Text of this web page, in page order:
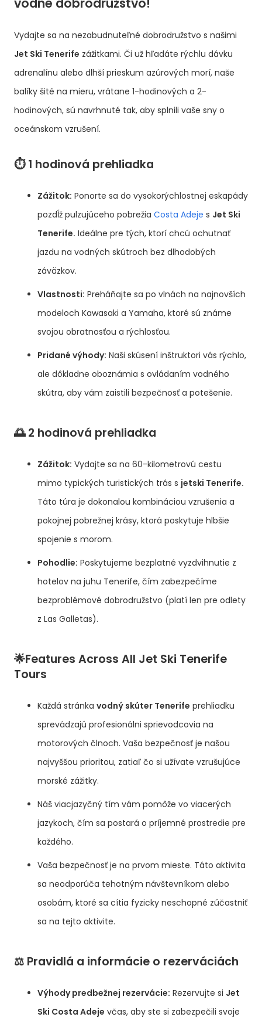
Vydajte sa na nezabudnuteľné dobrodružstvo s našimi
Jet Ski Tenerife zážitkami. Či už hľadáte rýchlu dávku
adrenalínu alebo dlhší prieskum azúrových morí, naše
balíky šité na mieru, vrátane 1-hodinových a 2-
hodinových, sú navrhnuté tak, aby splnili vaše sny o
oceánskom vzrušení.
⏱️ 1 hodinová prehliadka
Zážitok: Ponorte sa do vysokorýchlostnej eskapády
pozdĺž pulzujúceho pobrežia Costa Adeje s Jet Ski
Tenerife. Ideálne pre tých, ktorí chcú ochutnať
jazdu na vodných skútroch bez dlhodobých
záväzkov.
Vlastnosti: Preháňajte sa po vlnách na najnovších
modeloch Kawasaki a Yamaha, ktoré sú známe
svojou obratnosťou a rýchlosťou.
Pridané výhody: Naši skúsení inštruktori vás rýchlo,
ale dôkladne oboznámia s ovládaním vodného
skútra, aby vám zaistili bezpečnosť a potešenie.
🌅 2 hodinová prehliadka
Zážitok: Vydajte sa na 60-kilometrovú cestu
mimo typických turistických trás s jetski Tenerife.
Táto túra je dokonalou kombináciou vzrušenia a
pokojnej pobrežnej krásy, ktorá poskytuje hlbšie
spojenie s morom.
Pohodlie: Poskytujeme bezplatné vyzdvihnutie z
hotelov na juhu Tenerife, čím zabezpečíme
bezproblémové dobrodružstvo (platí len pre odlety
z Las Galletas).
🌟Features Across All Jet Ski Tenerife
Tours
Každá stránka vodný skúter Tenerife prehliadku
sprevádzajú profesionálni sprievodcovia na
motorových člnoch. Vaša bezpečnosť je našou
najvyššou prioritou, zatiaľ čo si užívate vzrušujúce
morské zážitky.
Náš viacjazyčný tím vám pomôže vo viacerých
jazykoch, čím sa postará o príjemné prostredie pre
každého.
Vaša bezpečnosť je na prvom mieste. Táto aktivita
sa neodporúča tehotným návštevníkom alebo
osobám, ktoré sa cítia fyzicky neschopné zúčastniť
sa na tejto aktivite.
⚖️ Pravidlá a informácie o rezerváciách
Výhody predbežnej rezervácie: Rezervujte si Jet
Ski Costa Adeje včas, aby ste si zabezpečili svoje